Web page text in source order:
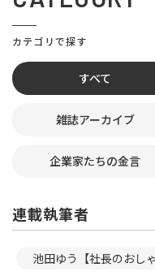
カテゴリで探す
すべて
雑誌アーカイブ
企業家たちの金言
連載執筆者
池田ゆう【社長のおしゃ